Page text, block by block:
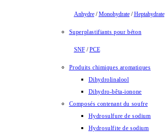
Anhydre/Monohydrate/Heptahydrate
Superplastifiants pour béton
SNF/PCE
Produits chimiques aromatiques
Dihydrolinalool
Dihydro-bêta-ionone
Composés contenant du soufre
Hydrosulfure de sodium
Hydrosulfite de sodium